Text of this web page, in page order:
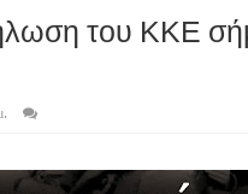
του ΚΚΕ